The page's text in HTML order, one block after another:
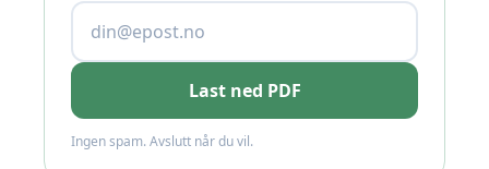
Last ned PDF
Ingen spam. Avslutt når du vil.